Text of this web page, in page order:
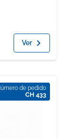
Ver
de pedido
CH 433